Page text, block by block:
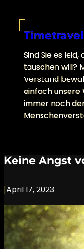
content
Sind Sie es
täuschen will?
Verstand
einfach unsere
immer noch
Keine Angst
|April 17, 2023